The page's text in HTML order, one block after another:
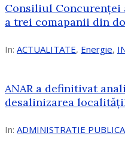
Consiliul Concurenţei
a trei comapanii din
In: ACTUALITATE, Energie,
ANAR a definitivat
desalinizarea
In: ADMINISTRATIE PUBLICA